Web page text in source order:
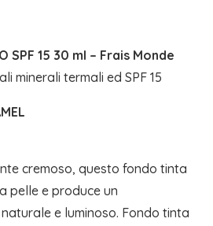
SPF 15 30 ml – Frais Monde
minerali termali ed SPF 15
cremoso, questo fondo tinta
pelle e produce un
e luminoso. Fondo tinta